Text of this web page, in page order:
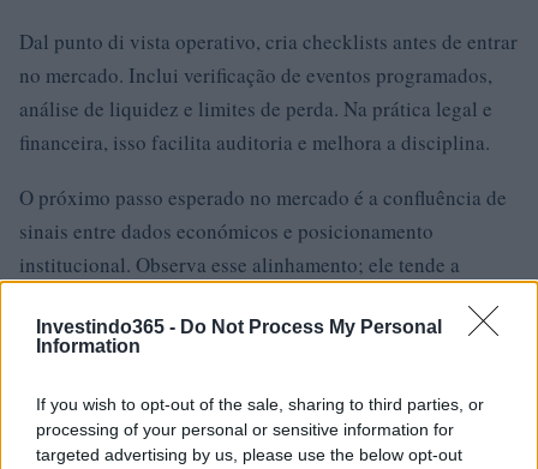
Investindo365 - Do Not Process My Personal
Information
If you wish to opt-out of the sale, sharing to third parties, or
processing of your personal or sensitive information for
targeted advertising by us, please use the below opt-out
Dal punto di vista operativo, cria checklists antes de entrar
no mercado. Inclui verificação de eventos programados,
análise de liquidez e limites de perda. Na prática legal e
financeira, isso facilita auditoria e melhora a disciplina.
O próximo passo esperado no mercado é a confluência de
sinais entre dados económicos e posicionamento
institucional. Observa esse alinhamento; ele tende a
dólar.
trajetória das taxas e a guiar os movimentos do dólar.
Como transformar essa leitura em vantagem prática?